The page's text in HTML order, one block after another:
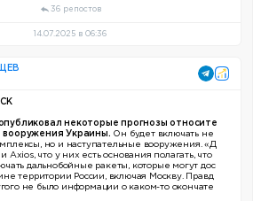
36 репостов
14.07.2025 в 06:36
некоторые прогнозы относите
вооружения Украины. Он будет включать не
но и наступательные вооружения. «Д
Axios, что у них есть основания полагать, что
дальнобойные ракеты, которые могут дос
территории России, включая Москву. Правд
не было информации о каком-то окончате